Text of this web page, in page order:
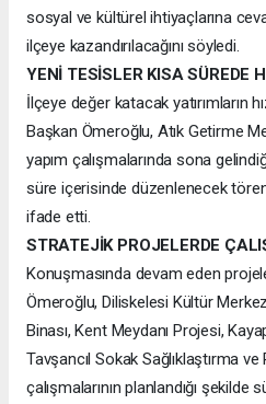
sosyal ve kültürel ihtiyaçlarına
ilçeye kazandırılacağını söyledi.
YENİ TESİSLER KISA SÜREDE
İlçeye değer katacak yatırımların
Başkan Ömeroğlu, Atık Getirme
yapım çalışmalarında sona
süre içerisinde düzenlenecek
ifade etti.
STRATEJİK PROJELERDE
Konuşmasında devam eden
Ömeroğlu, Diliskelesi Kültür
Binası, Kent Meydanı Projesi,
Tavşancıl Sokak Sağlıklaştırma
çalışmalarının planlandığı şekilde